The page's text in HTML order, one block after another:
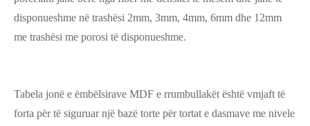
disponueshme në trashësi 2mm, 3mm, 4mm, 6mm dhe 12mm
me trashësi me porosi të disponueshme.
Tabela jonë e ëmbëlsirave MDF e rrumbullakët është vmjaft të
forta për të siguruar një bazë torte për tortat e dasmave me nivele